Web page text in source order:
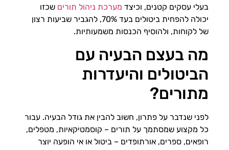
בעלי עסקים קטנים, וכיצד מערכת ניהול תורים שכזו
יכולה להפחית ביטולים בעד 70%, להגביר שביעות רצון
של לקוחות, ולהוסיף הכנסות משמעותיות.
מה בעצם הבעיה עם
הביטולים והיעדרות
מתורים?
לפני שנדבר על פתרון, חשוב להבין את גודל הבעיה. עבור
כל מקצוע שמסתמך על תורים – קוסמטיקאיות, מטפלים,
רופאים, ספרים, אורתופדים – ביטול או אי הופעה יוצר